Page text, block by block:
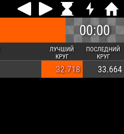
00:00
ЛУЧШИЙ
КРУГ
ПОСЛЕДНИЙ
КРУГ
32.718 33.664